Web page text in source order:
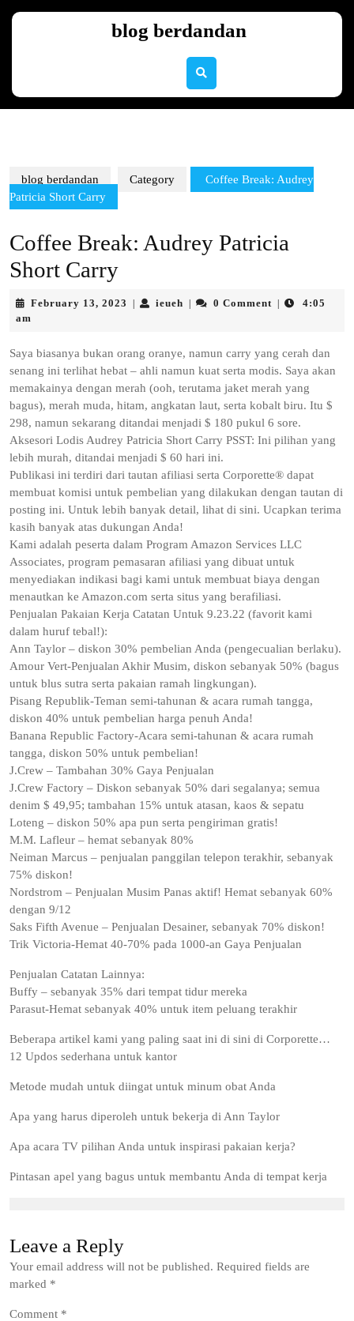
blog berdandan
blog berdandan Category
Coffee Break: Audrey
Patricia Short Carry
Coffee Break: Audrey Patricia
Short Carry
February 13, 2023 February
ieueh ieueh 0 Comment
4:05
am
Saya biasanya bukan orang oranye, namun carry yang cerah dan
senang ini terlihat hebat – ahli namun kuat serta modis. Saya akan
memakainya dengan merah (ooh, terutama jaket merah yang
bagus), merah muda, hitam, angkatan laut, serta kobalt biru. Itu $
298, namun sekarang ditandai menjadi $ 180 pukul 6 sore.
Aksesori Lodis Audrey Patricia Short Carry PSST: Ini pilihan yang
lebih murah, ditandai menjadi $ 60 hari ini.
Publikasi ini terdiri dari tautan afiliasi serta Corporette® dapat
membuat komisi untuk pembelian yang dilakukan dengan tautan di
posting ini. Untuk lebih banyak detail, lihat di sini. Ucapkan terima
kasih banyak atas dukungan Anda!
Kami adalah peserta dalam Program Amazon Services LLC
Associates, program pemasaran afiliasi yang dibuat untuk
menyediakan indikasi bagi kami untuk membuat biaya dengan
menautkan ke Amazon.com serta situs yang berafiliasi.
Penjualan Pakaian Kerja Catatan Untuk 9.23.22 (favorit kami
dalam huruf tebal!):
Ann Taylor – diskon 30% pembelian Anda (pengecualian berlaku).
Amour Vert-Penjualan Akhir Musim, diskon sebanyak 50% (bagus
untuk blus sutra serta pakaian ramah lingkungan).
Pisang Republik-Teman semi-tahunan & acara rumah tangga,
diskon 40% untuk pembelian harga penuh Anda!
Banana Republic Factory-Acara semi-tahunan & acara rumah
tangga, diskon 50% untuk pembelian!
J.Crew – Tambahan 30% Gaya Penjualan
J.Crew Factory – Diskon sebanyak 50% dari segalanya; semua
denim $ 49,95; tambahan 15% untuk atasan, kaos & sepatu
Loteng – diskon 50% apa pun serta pengiriman gratis!
M.M. Lafleur – hemat sebanyak 80%
Neiman Marcus – penjualan panggilan telepon terakhir, sebanyak
75% diskon!
Nordstrom – Penjualan Musim Panas aktif! Hemat sebanyak 60%
dengan 9/12
Saks Fifth Avenue – Penjualan Desainer, sebanyak 70% diskon!
Trik Victoria-Hemat 40-70% pada 1000-an Gaya Penjualan
Penjualan Catatan Lainnya:
Buffy – sebanyak 35% dari tempat tidur mereka
Parasut-Hemat sebanyak 40% untuk item peluang terakhir
Beberapa artikel kami yang paling saat ini di sini di Corporette…
12 Updos sederhana untuk kantor
Metode mudah untuk diingat untuk minum obat Anda
Apa yang harus diperoleh untuk bekerja di Ann Taylor
Apa acara TV pilihan Anda untuk inspirasi pakaian kerja?
Pintasan apel yang bagus untuk membantu Anda di tempat kerja
Leave a Reply
Your email address will not be published. Required fields are
marked *
Comment *